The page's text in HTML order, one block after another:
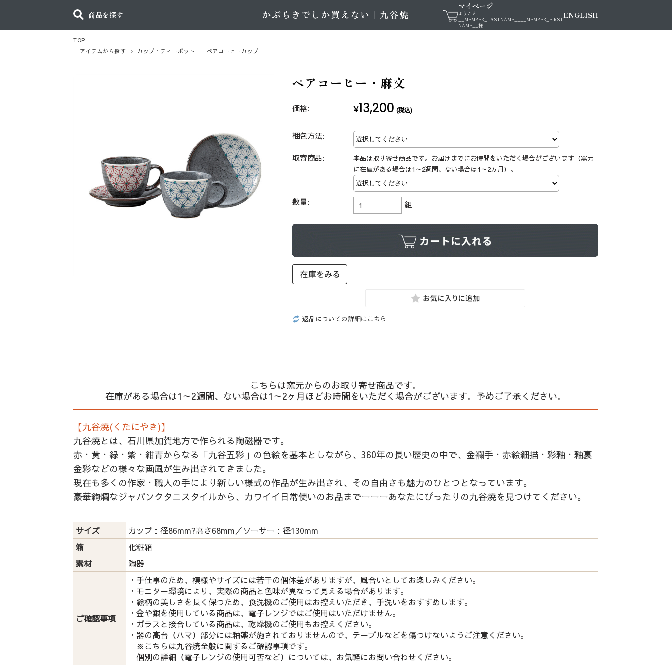
商品を探す
マイページ
ようこそ
__MEMBER_LASTNAME__
__MEMBER_FIRST
NAME__ 様
ENGLISH
TOP
アイテムから探す
カップ・ティーポット ペアコーヒーカップ
ペアコーヒー・麻文
価格: ¥13,200 (税込)
梱包方法:
取寄商品:
本品は取り寄せ商品です。お届けまでにお時間をいただく場合がございます（窯元
に在庫がある場合は1～2週間、ない場合は1～2ヵ月）。
数量: 組
返品についての詳細はこちら
こちらは窯元からのお取り寄せ商品です。
在庫がある場合は1～2週間、ない場合は1～2ヶ月ほどお時間をいただく場合がございます。予めご了承ください。
【九谷焼(くたにやき)】
九谷焼とは、石川県加賀地方で作られる陶磁器です。
赤・黄・緑・紫・紺青からなる「九谷五彩」の色絵を基本としながら、360年の長い歴史の中で、金襴手・赤絵細描・彩釉・釉裏
金彩などの様々な画風が生み出されてきました。
現在も多くの作家・職人の手により新しい様式の作品が生み出され、その自由さも魅力のひとつとなっています。
豪華絢爛なジャパンクタニスタイルから、カワイイ日常使いのお品までーーーあなたにぴったりの九谷焼を見つけてください。
サイズ
カップ：径86mm?高さ68mm／ソーサー：径130mm
箱
化粧箱
素材
陶器
ご確認事項
・手仕事のため、模様やサイズには若干の個体差がありますが、風合いとしてお楽しみください。
・モニター環境により、実際の商品と色味が異なって見える場合があります。
・絵柄の美しさを長く保つため、食洗機のご使用はお控えいただき、手洗いをおすすめします。
・金や銀を使用している商品は、電子レンジではご使用はいただけません。
・ガラスと接合している商品は、乾燥機のご使用もお控えください。
・器の高台（ハマ）部分には釉薬が施されておりませんので、テーブルなどを傷つけないようご注意ください。
※こちらは九谷焼全般に関するご確認事項です。
個別の詳細（電子レンジの使用可否など）については、お気軽にお問い合わせください。